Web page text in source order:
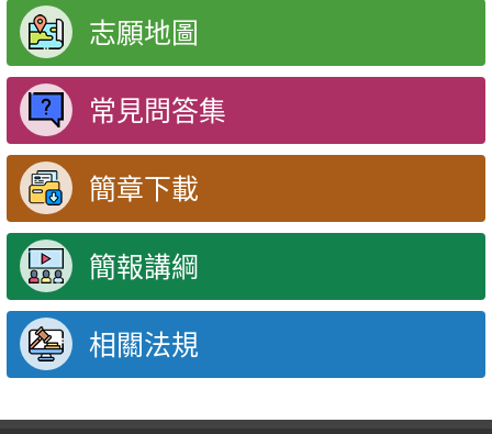
志願地圖
常見問答集
簡章下載
簡報講綱
相關法規